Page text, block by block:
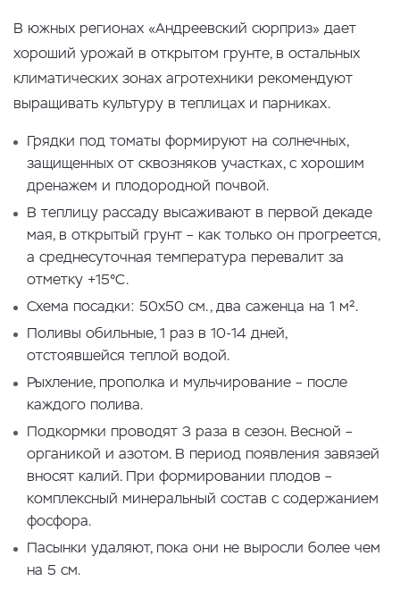
В южных регионах «Андреевский сюрприз» дает
хороший урожай в открытом грунте, в остальных
климатических зонах агротехники рекомендуют
выращивать культуру в теплицах и парниках.
Грядки под томаты формируют на солнечных,
защищенных от сквозняков участках, с хорошим
дренажем и плодородной почвой.
В теплицу рассаду высаживают в первой декаде
мая, в открытый грунт – как только он прогреется,
а среднесуточная температура перевалит за
отметку +15°С.
Схема посадки: 50х50 см., два саженца на 1 м².
Поливы обильные, 1 раз в 10-14 дней,
отстоявшейся теплой водой.
Рыхление, прополка и мульчирование – после
каждого полива.
Подкормки проводят 3 раза в сезон. Весной –
органикой и азотом. В период появления завязей
вносят калий. При формировании плодов –
комплексный минеральный состав с содержанием
фосфора.
Пасынки удаляют, пока они не выросли более чем
на 5 см.